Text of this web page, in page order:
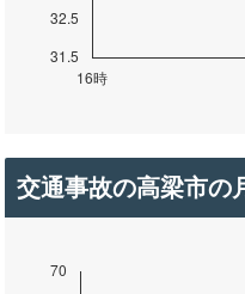
交通事故の高梁市の